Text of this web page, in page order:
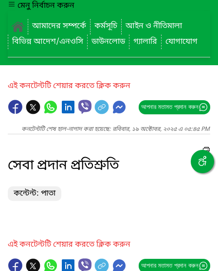
মেনু নির্বাচন করুন
আমাদের সম্পর্কে
কর্মসূচি
আইন ও নীতিমালা
বিভিন্ন আদেশ/এনওসি
ডাউনলোড গ্যালারি যোগাযোগ
এই কনটেন্টটি শেয়ার করতে ক্লিক করুন
আপনার মতামত প্রদান করুন
কনটেন্টটি শেষ হাল-নাগাদ করা হয়েছে: রবিবার, ১৯ অক্টোবর, ২০২৫ এ ০৫:৪৫ PM
সেবা প্রদান প্রতিশ্রুতি
কন্টেন্ট: পাতা
এই কনটেন্টটি শেয়ার করতে ক্লিক করুন
আপনার মতামত প্রদান করুন